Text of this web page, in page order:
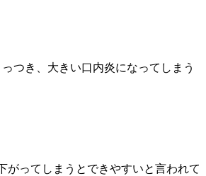
つき、大きい口内炎になってしまう
がってしまうとできやすいと言われて